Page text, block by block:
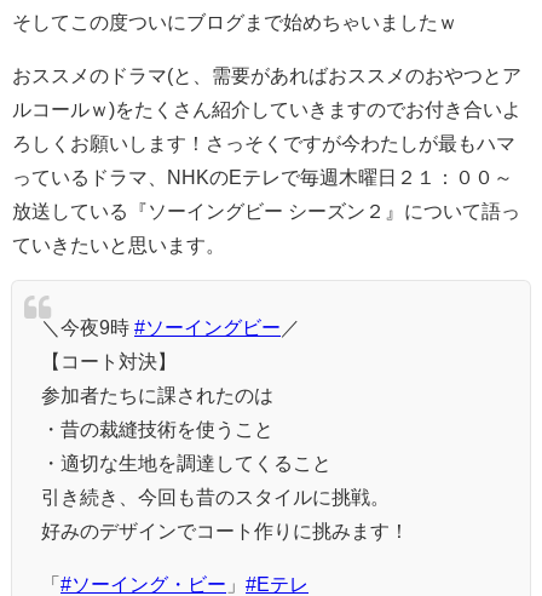
そしてこの度ついにブログまで始めちゃいましたｗ
おススメのドラマ(と、需要があればおススメのおやつとア
ルコールｗ)をたくさん紹介していきますのでお付き合いよ
ろしくお願いします！さっそくですが今わたしが最もハマ
っているドラマ、NHKのEテレで毎週木曜日２１：００～
放送している『ソーイングビー シーズン２』について語っ
ていきたいと思います。
＼今夜9時 #ソーイングビー ／
【コート対決】
参加者たちに課されたのは
・昔の裁縫技術を使うこと
・適切な生地を調達してくること
引き続き、今回も昔のスタイルに挑戦。
好みのデザインでコート作りに挑みます！
「 #ソーイング・ビー 」 #Eテレ